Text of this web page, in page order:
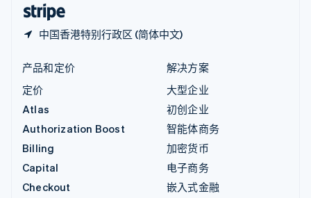
中国香港特别行政区 (简体中文)
产品和定价
定价
Atlas
Authorization Boost
Billing
Capital
Checkout
解决方案
大型企业
初创企业
智能体商务
加密货币
电子商务
嵌入式金融